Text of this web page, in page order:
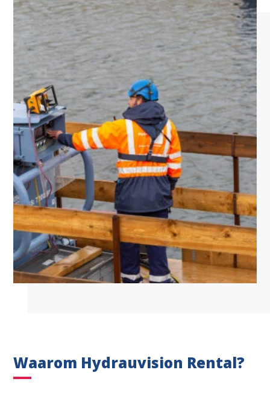
Waarom Hydrauvision Rental?